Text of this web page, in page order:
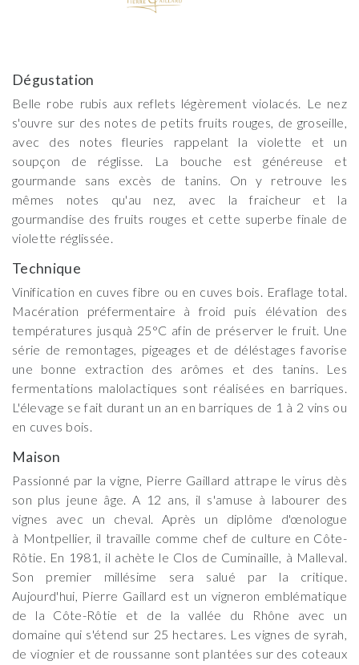
Dégustation
Belle robe rubis aux reflets légèrement violacés. Le nez
s'ouvre sur des notes de petits fruits rouges, de groseille,
avec des notes fleuries rappelant la violette et un
soupçon de réglisse. La bouche est généreuse et
gourmande sans excès de tanins. On y retrouve les
mêmes notes qu'au nez, avec la fraicheur et la
gourmandise des fruits rouges et cette superbe finale de
violette réglissée.
Technique
Vinification en cuves fibre ou en cuves bois. Eraflage total.
Macération préfermentaire à froid puis élévation des
températures jusquà 25°C afin de préserver le fruit. Une
série de remontages, pigeages et de déléstages favorise
une bonne extraction des arômes et des tanins. Les
fermentations malolactiques sont réalisées en barriques.
L'élevage se fait durant un an en barriques de 1 à 2 vins ou
en cuves bois.
Maison
Passionné par la vigne, Pierre Gaillard attrape le virus dès
son plus jeune âge. A 12 ans, il s'amuse à labourer des
vignes avec un cheval. Après un diplôme d'œnologue
à Montpellier, il travaille comme chef de culture en Côte-
Rôtie. En 1981, il achète le Clos de Cuminaille, à Malleval.
Son premier millésime sera salué par la critique.
Aujourd'hui, Pierre Gaillard est un vigneron emblématique
de la Côte-Rôtie et de la vallée du Rhône avec un
domaine qui s'étend sur 25 hectares. Les vignes de syrah,
de viognier et de roussanne sont plantées sur des coteaux